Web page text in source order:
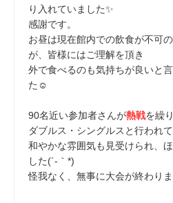
り入れていました✨
感謝です。
お昼は現在館内での飲食が不可
が、皆様にはご理解を頂き
外で食べるのも気持ちが良いと
た☺
90名近い参加者さんが熱戦を繰
ダブルス・シングルスと行われて
和やかな雰囲気も見受けられ、
した(´-｀*)
怪我なく、無事に大会が終わり